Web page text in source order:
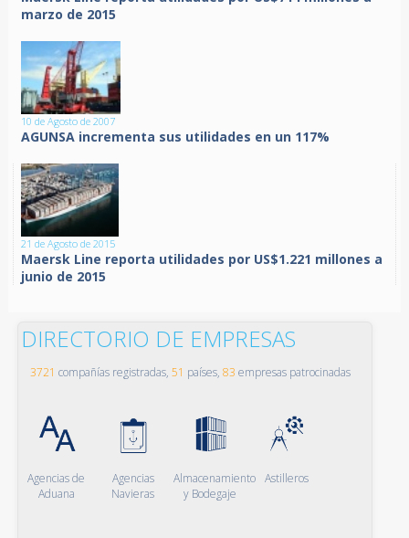
marzo de 2015
10 de Agosto de 2007
AGUNSA incrementa sus utilidades en un 117%
21 de Agosto de 2015
Maersk Line reporta utilidades por US$1.221 millones a
junio de 2015
DIRECTORIO DE EMPRESAS
3721 compañías registradas, 51 países, 83 empresas patrocinadas
Agencias de
Aduana
Agencias
Navieras
Almacenamiento
y Bodegaje
Astilleros